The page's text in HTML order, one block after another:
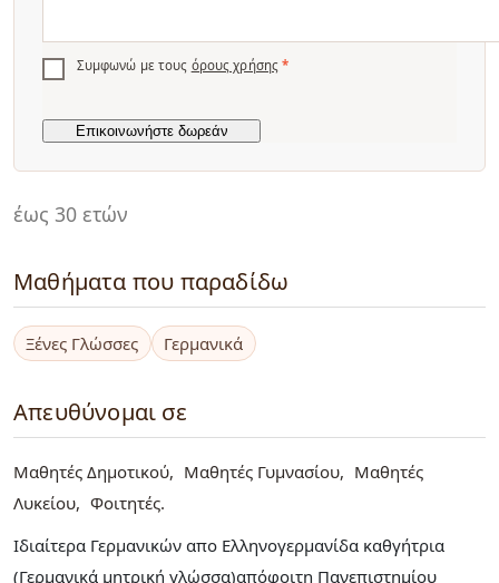
έως 30 ετών
Μαθήματα που παραδίδω
Ξένες Γλώσσες Γερμανικά
Απευθύνομαι σε
Μαθητές Δημοτικού Μαθητές Γυμνασίου
Μαθητές
Λυκείου
Φοιτητές
Ιδιαίτερα Γερμανικών απο Ελληνογερμανίδα καθγήτρια
(Γερμανικά μητρική γλώσσα)απόφοιτη Πανεπιστημίου
Συμφωνώ με τους όρους χρήσης *